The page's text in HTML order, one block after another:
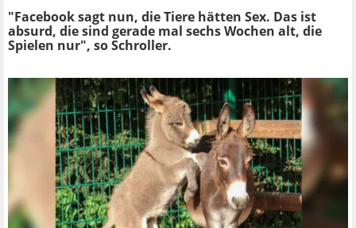
"Facebook sagt nun, die Tiere hätten Sex. Das ist
absurd, die sind gerade mal sechs Wochen alt, die
Spielen nur", so Schroller.